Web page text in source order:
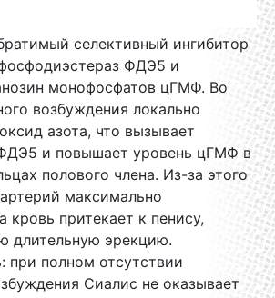
селективный ингибитор
ФДЭ5 и
монофосфатов цГМФ. Во
возбуждения локально
азота, что вызывает
и повышает уровень цГМФ в
полового члена. Из-за этого
максимально
кровь притекает к пенису,
длительную эрекцию.
при полном отсутствии
Сиалис не оказывает